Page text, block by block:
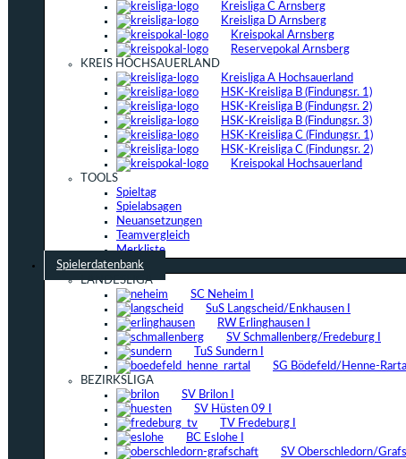
Kreisliga C Arnsberg
Kreisliga D Arnsberg
Kreispokal Arnsberg
Reservepokal Arnsberg
KREIS HOCHSAUERLAND
Kreisliga A Hochsauerland
HSK-Kreisliga B (Findungsr. 1)
HSK-Kreisliga B (Findungsr. 2)
HSK-Kreisliga B (Findungsr. 3)
HSK-Kreisliga C (Findungsr. 1)
HSK-Kreisliga C (Findungsr. 2)
Kreispokal Hochsauerland
TOOLS
Spieltag
Spielabsagen
Neuansetzungen
Teamvergleich
Merkliste
Spielerdatenbank
LANDESLIGA
SC Neheim I
SuS Langscheid/Enkhausen I
RW Erlinghausen I
SV Schmallenberg/Fredeburg I
TuS Sundern I
SG Bödefeld/Henne-Rartal
BEZIRKSLIGA
SV Brilon I
SV Hüsten 09 I
TV Fredeburg I
BC Eslohe I
SV Oberschledorn/